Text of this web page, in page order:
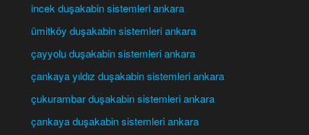
incek duşakabin sistemleri ankara
ümitköy duşakabin sistemleri ankara
çayyolu duşakabin sistemleri ankara
çankaya yıldız duşakabin sistemleri ankara
çukurambar duşakabin sistemleri ankara
çankaya duşakabin sistemleri ankara